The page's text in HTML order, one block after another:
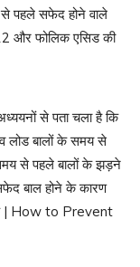
पहले सफेद होने वाले
और फोलिक एसिड की
से पता चला है कि
लोड बालों के समय से
से पहले बालों के झड़ने
बाल होने के कारण
| How to Prevent